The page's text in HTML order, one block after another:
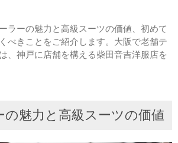
ラーの魅力と高級スーツの価値、初めて
べきことをご紹介します。大阪で老舗テ
、神戸に店舗を構える柴田音吉洋服店を
の魅力と高級スーツの価値